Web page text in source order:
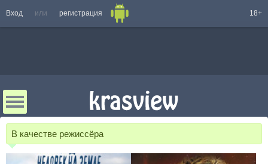
Вход или регистрация 18+
В качестве режиссёра